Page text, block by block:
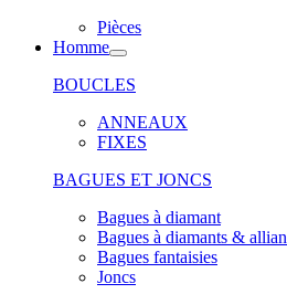
Pièces
Homme
BOUCLES
ANNEAUX
FIXES
BAGUES ET JONCS
Bagues à diamant
Bagues à diamants &
Bagues fantaisies
Joncs